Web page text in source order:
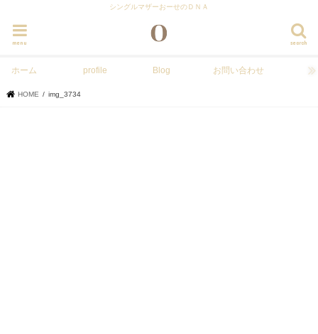
シングルマザーおーせのＤＮＡ
search
menu
ホーム profile Blog お問い合わせ
HOME img_3734